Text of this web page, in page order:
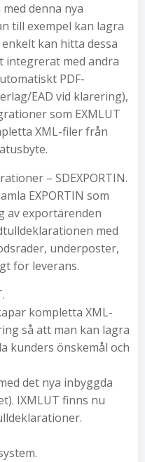
denna nya
till exempel kan lagra
kan hitta dessa
integrerat med andra
PDF-
EAD vid klarering),
som EXMLUT
XML-filer från
– SDEXPORTIN.
EXPORTIN som
av exportärenden
med
underposter,
för leverans.
kompletta XML-
så att man kan lagra
kunders önskemål och
det nya inbyggda
IXMLUT finns nu